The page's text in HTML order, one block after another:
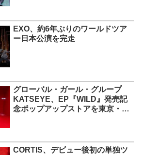
EXO、約6年ぶりのワールドツア
ー日本公演を完走
グローバル・ガール・グループ
KATSEYE、EP『WILD』発売記
念ポップアップストアを東京・原
CORTIS、デビュー後初の単独ツ